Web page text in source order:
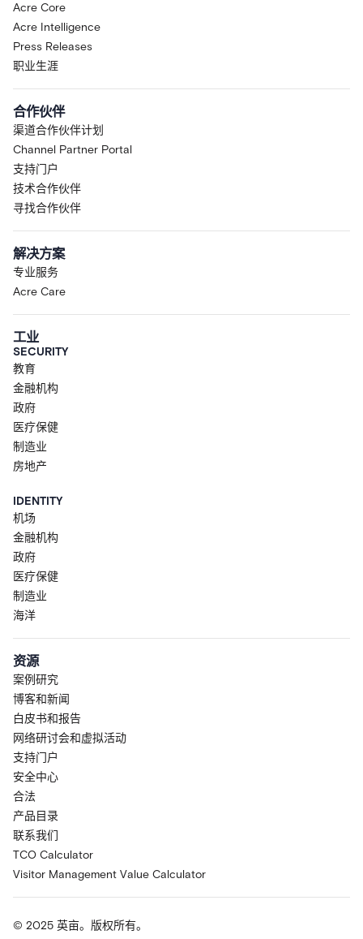
Acre Core
Acre Intelligence
Press Releases
职业生涯
合作伙伴
渠道合作伙伴计划
Channel Partner Portal
支持门户
技术合作伙伴
寻找合作伙伴
解决方案
专业服务
Acre Care
工业
SECURITY
教育
金融机构
政府
医疗保健
制造业
房地产
IDENTITY
机场
金融机构
政府
医疗保健
制造业
海洋
资源
案例研究
博客和新闻
白皮书和报告
网络研讨会和虚拟活动
支持门户
安全中心
合法
产品目录
联系我们
TCO Calculator
Visitor Management Value Calculator
© 2025 英亩。版权所有。